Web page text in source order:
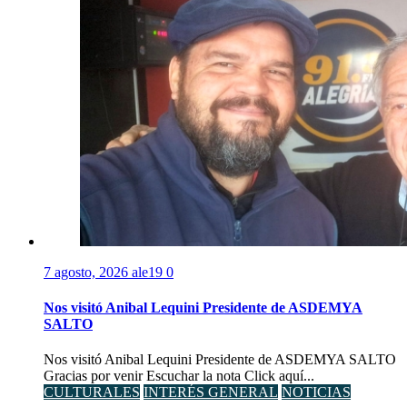
7 agosto, 2026 ale19 0
Nos visitó Anibal Lequini Presidente de ASDEMYA
SALTO
Nos visitó Anibal Lequini Presidente de ASDEMYA SALTO
Gracias por venir Escuchar la nota Click aquí...
CULTURALES INTERÉS GENERAL NOTICIAS